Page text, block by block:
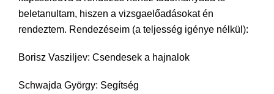
beletanultam, hiszen a vizsgaelőadásokat én
rendeztem. Rendezéseim (a teljesség igénye nélkül):
Borisz Vasziljev: Csendesek a hajnalok
Schwajda György: Segítség